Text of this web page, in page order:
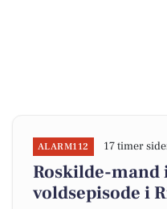
ALARM112 17 timer
Roskilde-mand
voldsepisode i